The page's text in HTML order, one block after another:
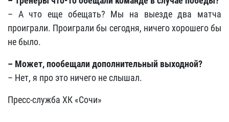
– А что еще обещать? Мы на выезде два матча
проиграли. Проиграли бы сегодня, ничего хорошего бы
не было.
– Может, пообещали дополнительный выходной?
– Нет, я про это ничего не слышал.
Пресс-служба ХК «Сочи»